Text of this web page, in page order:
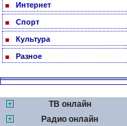
Интернет
Спорт
Культура
Разное
ТВ онлайн
Радио онлайн